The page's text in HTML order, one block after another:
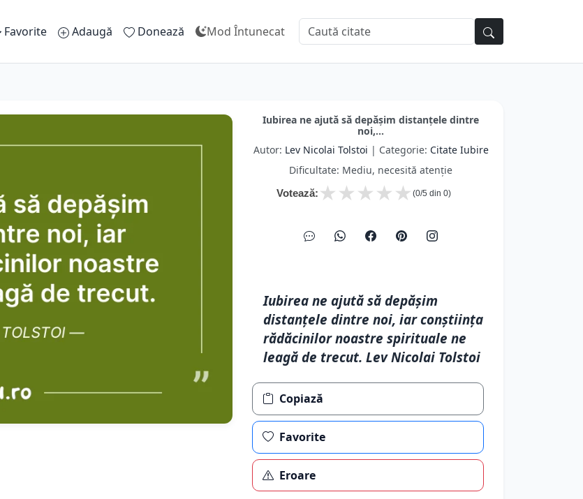
Favorite Adaugă Donează Mod Întunecat
Iubirea ne ajută să depășim distanțele dintre
noi,...
Autor: Lev Nicolai Tolstoi | Categorie: Citate Iubire
Dificultate: Mediu, necesită atenție
Votează: ★
★
★
★
★ (0/5 din 0)
Iubirea ne ajută să depășim
distanțele dintre noi, iar conștiința
rădăcinilor noastre spirituale ne
leagă de trecut. Lev Nicolai Tolstoi
Copiază
Favorite
Eroare